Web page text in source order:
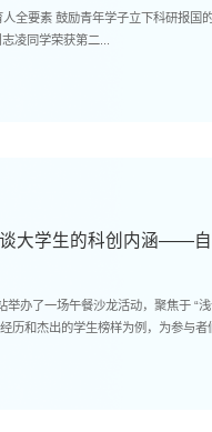
凌同学荣获第二...
大学生的科创内涵——
举办了一场午餐沙龙活动，聚焦于
历和杰出的学生榜样为例，为参与者